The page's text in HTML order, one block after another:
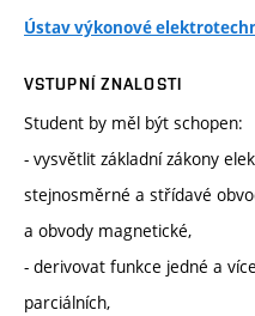
Ústav výkonové
VSTUPNÍ ZNALOSTI
Student by měl být schopen:
- vysvětlit základní zákony
stejnosměrné a střídavé
a obvody magnetické,
- derivovat funkce jedné a
parciálních,